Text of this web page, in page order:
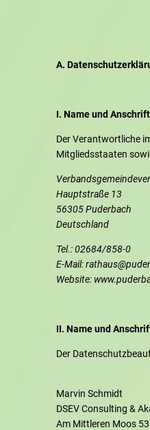
A.
I. Name und
Der Verantwortliche
Mitgliedsstaaten
Hauptstraße 13
56305 Puderbach
Deutschland
Tel.: 02684/858-0
E-Mail:
Website:
II. Name und
Der
Marvin Schmidt
DSEV Consulting &
Am Mittleren Moos 53